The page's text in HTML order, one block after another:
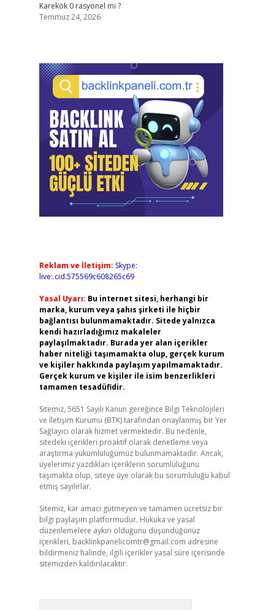
Karekök 0 rasyonel mi ?
Temmuz 24, 2026
Reklam ve İletişim: Skype:
live:.cid.575569c608265c69
Yasal Uyarı: Bu internet sitesi, herhangi bir
marka, kurum veya şahıs şirketi ile hiçbir
bağlantısı bulunmamaktadır. Sitede yalnızca
kendi hazırladığımız makaleler
paylaşılmaktadır. Burada yer alan içerikler
haber niteliği taşımamakta olup, gerçek kurum
ve kişiler hakkında paylaşım yapılmamaktadır.
Gerçek kurum ve kişiler ile isim benzerlikleri
tamamen tesadüfidir.
Sitemiz, 5651 Sayılı Kanun gereğince Bilgi Teknolojileri
ve İletişim Kurumu (BTK) tarafından onaylanmış bir Yer
Sağlayıcı olarak hizmet vermektedir. Bu nedenle,
sitedeki içerikleri proaktif olarak denetleme veya
araştırma yükümlülüğümüz bulunmamaktadır. Ancak,
üyelerimiz yazdıkları içeriklerin sorumluluğunu
taşımakta olup, siteye üye olarak bu sorumluluğu kabul
etmiş sayılırlar.
Sitemiz, kar amacı gütmeyen ve tamamen ücretsiz bir
bilgi paylaşım platformudur. Hukuka ve yasal
düzenlemelere aykırı olduğunu düşündüğünüz
içerikleri, backlinkpanelicomtr@gmail.com adresine
bildirmeniz halinde, ilgili içerikler yasal süre içerisinde
sitemizden kaldırılacaktır.